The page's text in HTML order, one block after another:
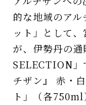
的な地域のア
ット」として
が、伊勢丹の
SELECTION」
チザン』 赤・
ト」（各